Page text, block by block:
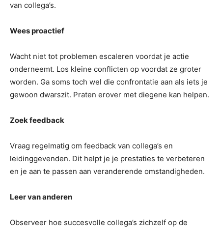
van collega’s.
Wees proactief
Wacht niet tot problemen escaleren voordat je actie
onderneemt. Los kleine conflicten op voordat ze groter
worden. Ga soms toch wel die confrontatie aan als iets je
gewoon dwarszit. Praten erover met diegene kan helpen.
Zoek feedback
Vraag regelmatig om feedback van collega’s en
leidinggevenden. Dit helpt je je prestaties te verbeteren
en je aan te passen aan veranderende omstandigheden.
Leer van anderen
Observeer hoe succesvolle collega’s zichzelf op de